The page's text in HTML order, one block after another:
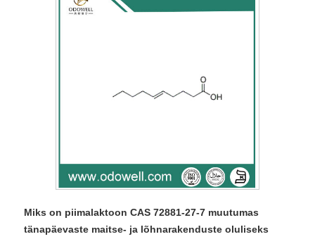
Miks on piimalaktoon CAS 72881-27-7 muutumas
tänapäevaste maitse- ja lõhnarakenduste oluliseks